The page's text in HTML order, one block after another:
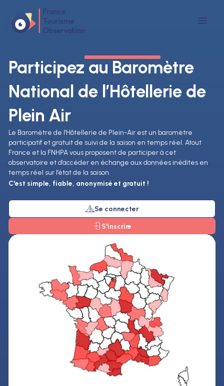
Participez au Baromètre
National de l’Hôtellerie de
Plein Air
Le Baromètre de l’Hôtellerie de Plein-Air est un baromètre
participatif et gratuit de suivi de la saison en temps réel. Atout
France et la FNHPA vous proposent de participer à cet
observatoire et d’accéder en échange aux données inédites en
temps réel sur l’état de la saison.
C'est simple, fiable, anonymisé et gratuit !
Se connecter
S'inscrire